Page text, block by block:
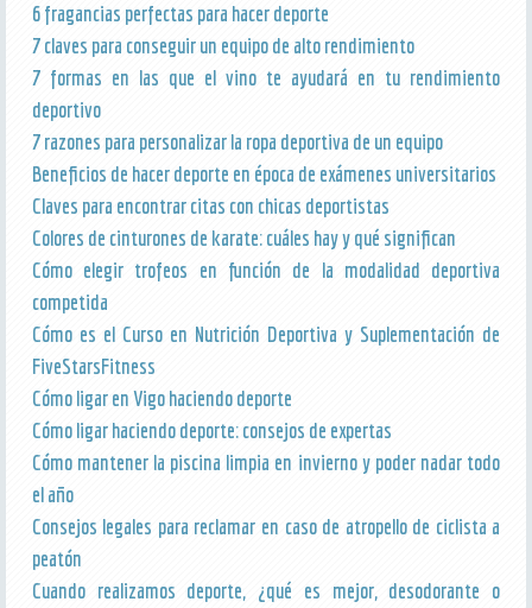
6 fragancias perfectas para hacer deporte
7 claves para conseguir un equipo de alto rendimiento
7 formas en las que el vino te ayudará en tu rendimiento
deportivo
7 razones para personalizar la ropa deportiva de un equipo
Beneficios de hacer deporte en época de exámenes universitarios
Claves para encontrar citas con chicas deportistas
Colores de cinturones de karate: cuáles hay y qué significan
Cómo elegir trofeos en función de la modalidad deportiva
competida
Cómo es el Curso en Nutrición Deportiva y Suplementación de
FiveStarsFitness
Cómo ligar en Vigo haciendo deporte
Cómo ligar haciendo deporte: consejos de expertas
Cómo mantener la piscina limpia en invierno y poder nadar todo
el año
Consejos legales para reclamar en caso de atropello de ciclista a
peatón
Cuando realizamos deporte, ¿qué es mejor, desodorante o